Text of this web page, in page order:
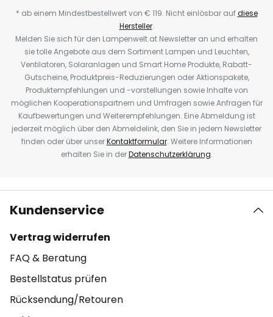
* ab einem Mindestbestellwert von € 119. Nicht einlösbar aufdiese
Hersteller.
Melden Sie sich für den Lampenwelt.at Newsletter an und erhalten
sie tolle Angebote aus dem Sortiment Lampen und Leuchten,
Ventilatoren, Solaranlagen und Smart Home Produkte, Rabatt-
Gutscheine, Produktpreis-Reduzierungen oder Aktionspakete,
Produktempfehlungen und -vorstellungen sowie Inhalte von
möglichen Kooperationspartnern und Umfragen sowie Anfragen für
Kaufbewertungen und Weiterempfehlungen. Eine Abmeldung ist
jederzeit möglich über den Abmeldelink, den Sie in jedem Newsletter
finden oder über unserKontaktformular. Weitere Informationen
erhalten Sie in derDatenschutzerklärung.
Kundenservice
Vertrag widerrufen
FAQ & Beratung
Bestellstatus prüfen
Rücksendung/Retouren